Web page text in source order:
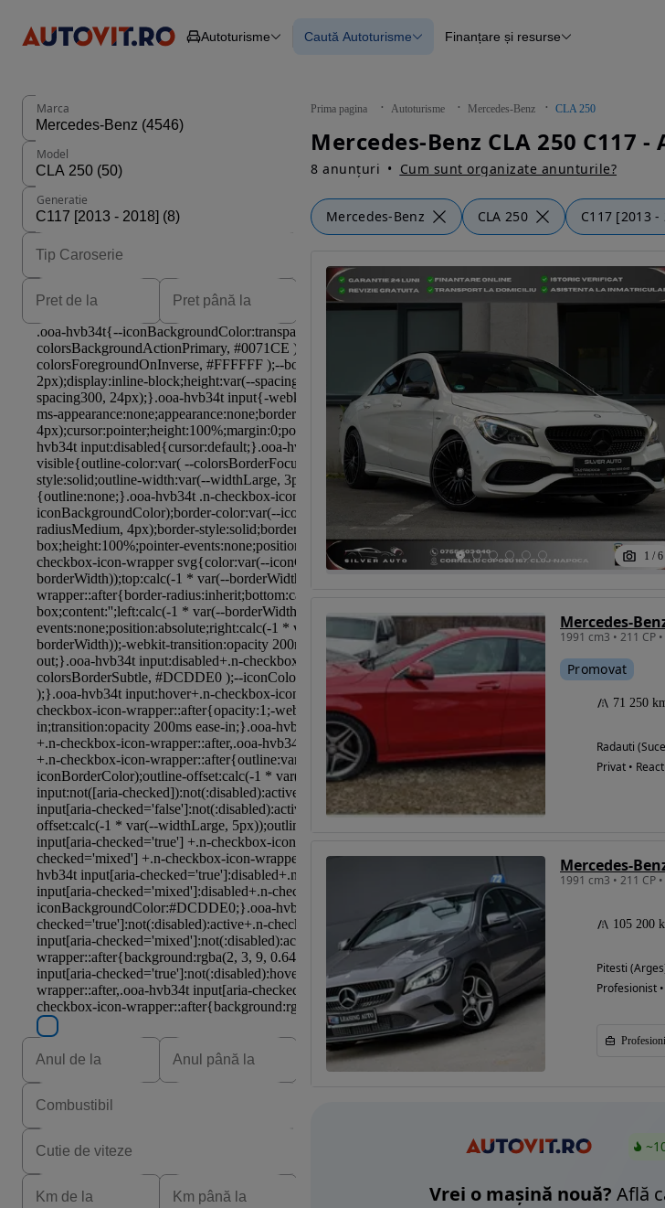
Autoturisme
Autoturisme
Mașini electrice
Mașini cu detalii verificate
Caută Autoturisme
Blog Autovit.ro
Finanțare și resurse
Prima pagina Autoturisme Mercedes-Benz CLA 250
8 anunțuri Cum sunt organizate anunturile?
Mercedes-Benz CLA 250 C117 [2013 -
Marca
Model
Generatie
finantare
1 / 6
Mercedes-
1991 cm3 • 211 CP
Promovat
71 250
Radauti
Privat •
Mercedes-
1991 cm3 • 211 CP
105 200
Pitesti
Profesionist
Vrei o mașină nouă? Află